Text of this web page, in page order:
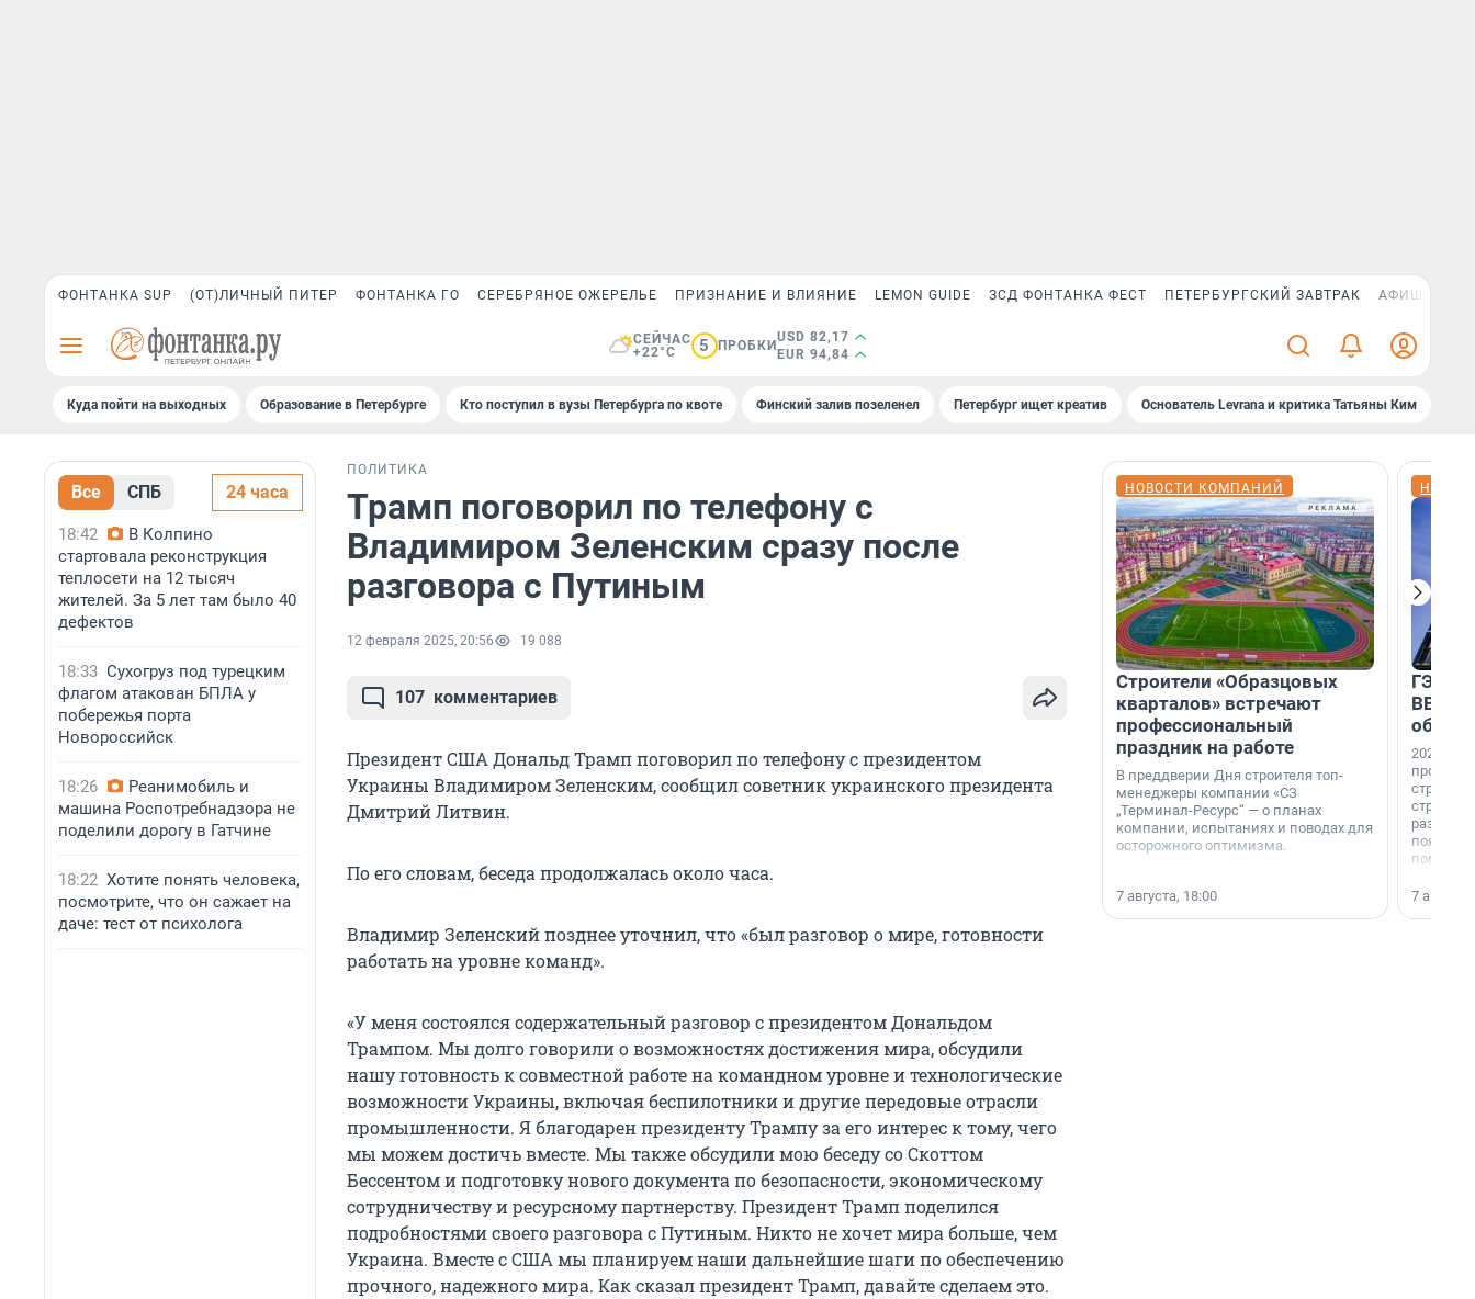
ФОНТАНКА SUP (ОТ)ЛИЧНЫЙ ПИТЕР ФОНТАНКА ГО СЕРЕБРЯНОЕ ОЖЕРЕЛЬЕ ПРИЗНАНИЕ И ВЛИЯНИЕ LEMON GUIDE ЗСД ФОНТАНКА ФЕСТ ПЕТЕРБУРГСКИЙ ЗАВТРАК АФИША PLUS
СЕЙЧАС
+22°C
5 ПРОБКИ
USD 82,17
EUR 94,84
Куда пойти на выходных Образование в Петербурге Кто поступил в вузы Петербурга по квоте Финский залив позеленел Петербург ищет креатив Основатель Levrana и критика Татьяны Ким
Все СПБ 24 часа
18:42
В Колпино
стартовала реконструкция
теплосети на 12 тысяч
жителей. За 5 лет там было 40
дефектов
18:33 Сухогруз под турецким
флагом атакован БПЛА у
побережья порта
Новороссийск
18:26
Реанимобиль и
машина Роспотребнадзора не
поделили дорогу в Гатчине
18:22 Хотите понять человека,
посмотрите, что он сажает на
даче: тест от психолога
ПОЛИТИКА
Трамп поговорил по телефону с
Владимиром Зеленским сразу после
разговора с Путиным
12 февраля 2025, 20:56 19 088
107 комментариев
Президент США Дональд Трамп поговорил по телефону с президентом
Украины Владимиром Зеленским, сообщил советник украинского президента
Дмитрий Литвин.
По его словам, беседа продолжалась около часа.
Владимир Зеленский позднее уточнил, что «был разговор о мире, готовности
работать на уровне команд».
«У меня состоялся содержательный разговор с президентом Дональдом
Трампом. Мы долго говорили о возможностях достижения мира, обсудили
нашу готовность к совместной работе на командном уровне и технологические
возможности Украины, включая беспилотники и другие передовые отрасли
промышленности. Я благодарен президенту Трампу за его интерес к тому, чего
мы можем достичь вместе. Мы также обсудили мою беседу со Скоттом
Бессентом и подготовку нового документа по безопасности, экономическому
сотрудничеству и ресурсному партнерству. Президент Трамп поделился
подробностями своего разговора с Путиным. Никто не хочет мира больше, чем
Украина. Вместе с США мы планируем наши дальнейшие шаги по обеспечению
прочного, надежного мира. Как сказал президент Трамп, давайте сделаем это.
НОВОСТИ КОМПАНИЙ
Строители «Образцовых
кварталов» встречают
профессиональный
праздник на работе
В преддверии Дня строителя топ-
менеджеры компании «СЗ
„Терминал-Ресурс“ — о планах
компании, испытаниях и поводах для
осторожного оптимизма.
7 августа, 18:00
ГЭС,
ВВП: в
об
2026-й —
раз. В
7